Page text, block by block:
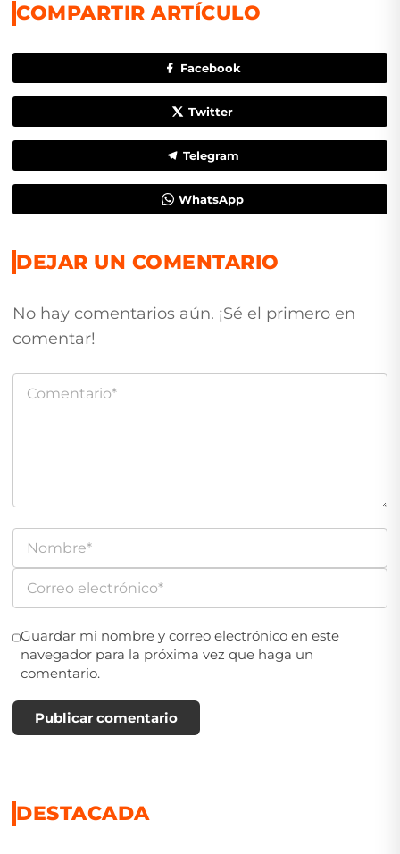
COMPARTIR ARTÍCULO
Facebook
Twitter
Telegram
WhatsApp
DEJAR UN COMENTARIO
No hay comentarios aún. ¡Sé el primero en
comentar!
Guardar mi nombre y correo electrónico en este
navegador para la próxima vez que haga un
comentario.
Publicar comentario
DESTACADA